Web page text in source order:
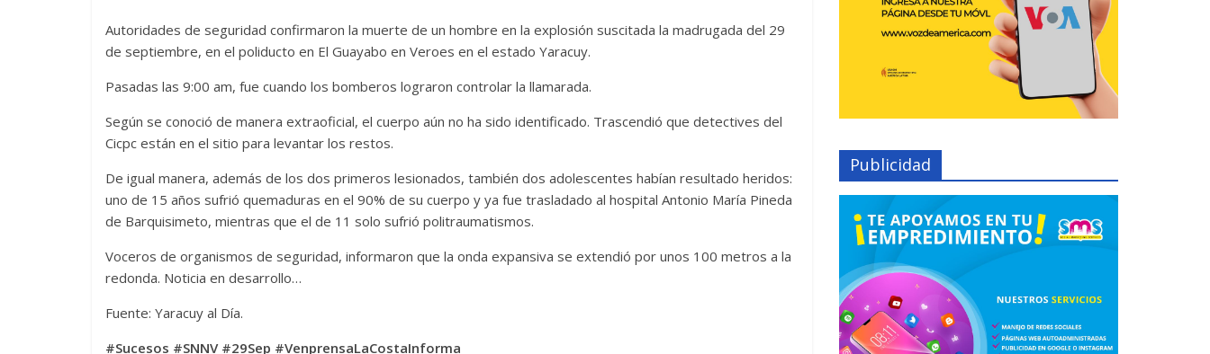
Autoridades de seguridad confirmaron la muerte de un hombre en la explosión suscitada la madrugada del 29
de septiembre, en el poliducto en El Guayabo en Veroes en el estado Yaracuy.
Pasadas las 9:00 am, fue cuando los bomberos lograron controlar la llamarada.
Según se conoció de manera extraoficial, el cuerpo aún no ha sido identificado. Trascendió que detectives del
Cicpc están en el sitio para levantar los restos.
De igual manera, además de los dos primeros lesionados, también dos adolescentes habían resultado heridos:
uno de 15 años sufrió quemaduras en el 90% de su cuerpo y ya fue trasladado al hospital Antonio María Pineda
de Barquisimeto, mientras que el de 11 solo sufrió politraumatismos.
Voceros de organismos de seguridad, informaron que la onda expansiva se extendió por unos 100 metros a la
redonda. Noticia en desarrollo…
Fuente: Yaracuy al Día.
#Sucesos #SNNV #29Sep #VenprensaLaCostaInforma
Publicidad